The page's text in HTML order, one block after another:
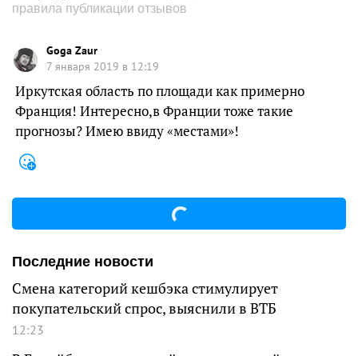
правила публикации отзывов
Goga Zaur
7 января 2019 в 12:19
Иркутская область по площади как примерно
Франция! Интересно,в Франции тоже такие
прогнозы? Имею ввиду «местами»!
Последние новости
Смена категорий кешбэка стимулирует
покупательский спрос, выяснили в ВТБ
12:23